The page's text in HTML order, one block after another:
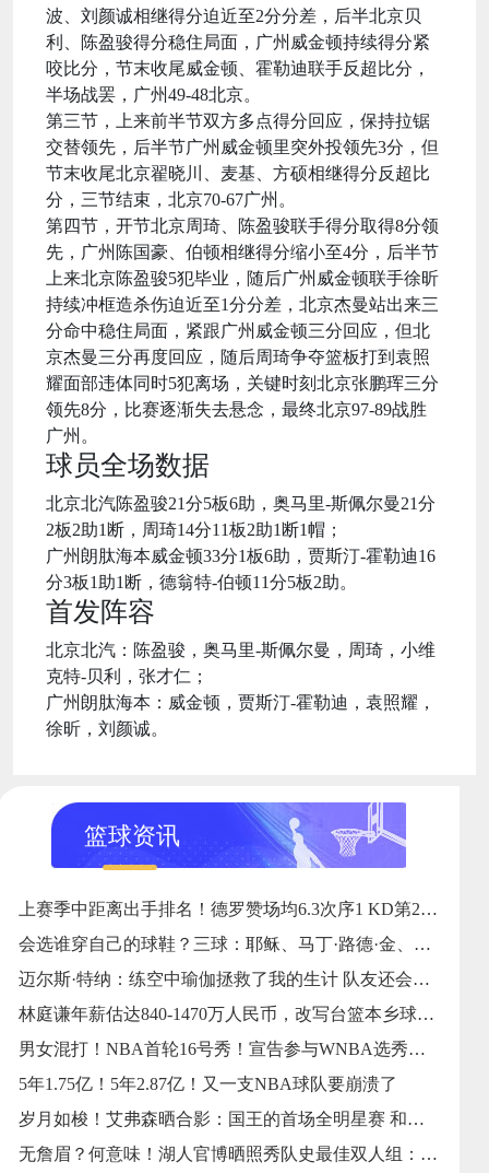
波、刘颜诚相继得分迫近至2分分差，后半北京贝
利、陈盈骏得分稳住局面，广州威金顿持续得分紧
咬比分，节末收尾威金顿、霍勒迪联手反超比分，
半场战罢，广州49-48北京。
第三节，上来前半节双方多点得分回应，保持拉锯
交替领先，后半节广州威金顿里突外投领先3分，但
节末收尾北京翟晓川、麦基、方硕相继得分反超比
分，三节结束，北京70-67广州。
第四节，开节北京周琦、陈盈骏联手得分取得8分领
先，广州陈国豪、伯顿相继得分缩小至4分，后半节
上来北京陈盈骏5犯毕业，随后广州威金顿联手徐昕
持续冲框造杀伤迫近至1分分差，北京杰曼站出来三
分命中稳住局面，紧跟广州威金顿三分回应，但北
京杰曼三分再度回应，随后周琦争夺篮板打到袁照
耀面部违体同时5犯离场，关键时刻北京张鹏珲三分
领先8分，比赛逐渐失去悬念，最终北京97-89战胜
广州。
球员全场数据
北京北汽陈盈骏21分5板6助，奥马里-斯佩尔曼21分
2板2助1断，周琦14分11板2助1断1帽；
广州朗肽海本威金顿33分1板6助，贾斯汀-霍勒迪16
分3板1助1断，德翁特-伯顿11分5板2助。
首发阵容
北京北汽：陈盈骏，奥马里-斯佩尔曼，周琦，小维
克特-贝利，张才仁；
广州朗肽海本：威金顿，贾斯汀-霍勒迪，袁照耀，
徐昕，刘颜诚。
篮球资讯
上赛季中距离出手排名！德罗赞场均6.3次序1 KD第2 英格拉姆第3
会选谁穿自己的球鞋？三球：耶稣、马丁·路德·金、马尔科姆·X
迈尔斯·特纳：练空中瑜伽拯救了我的生计 队友还会戏弄我练这个
林庭谦年薪估达840-1470万人民币，改写台篮本乡球员薪资纪录
男女混打！NBA首轮16号秀！宣告参与WNBA选秀大会
5年1.75亿！5年2.87亿！又一支NBA球队要崩溃了
岁月如梭！艾弗森晒合影：国王的首场全明星赛 和他的老大哥同框
无詹眉？何意味！湖人官博晒照秀队史最佳双人组：OK、东里等当选